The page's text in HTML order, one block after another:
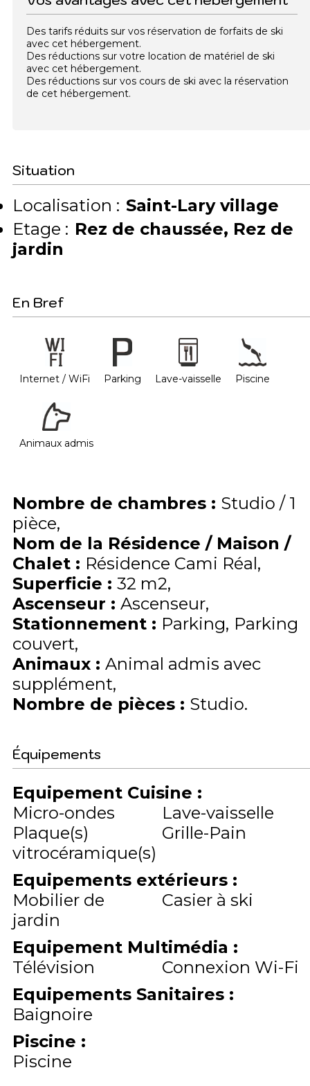
Des tarifs réduits sur vos réservation de forfaits de ski
avec cet hébergement.
Des réductions sur votre location de matériel de ski
avec cet hébergement.
Des réductions sur vos cours de ski avec la réservation
de cet hébergement.
Situation
Localisation : Saint-Lary village
Etage : Rez de chaussée Rez de
jardin
En Bref
Internet / WiFi Parking Lave-vaisselle Piscine
Animaux admis
Nombre de chambres : Studio / 1
pièce
Nom de la Résidence / Maison /
Chalet : Résidence Cami Réal
Superficie : 32 m2
Ascenseur : Ascenseur
Stationnement : Parking Parking
couvert
Animaux : Animal admis avec
supplément
Nombre de pièces : Studio
Équipements
Equipement Cuisine :
Micro-ondes
Lave-vaisselle
Plaque(s)
vitrocéramique(s)
Grille-Pain
Equipements extérieurs :
Mobilier de
jardin
Casier à ski
Equipement Multimédia :
Télévision
Connexion Wi-Fi
Equipements Sanitaires :
Baignoire
Piscine :
Piscine